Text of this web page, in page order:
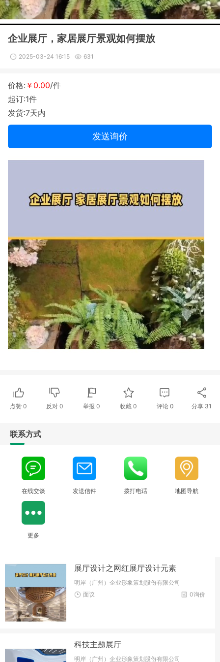
企业展厅，家居展厅景观如何摆放
2025-03-24 16:15 631
价格: ￥0.00/件
起订:1件
发货:7天内
发送询价
点赞 0 反对0 举报 0 收藏 0 评论 0 分享 31
联系方式
在线交谈 发送信件 拨打电话 地图导航
更多
展厅设计之网红展厅设计元素
明岸（广州）企业形象策划股份有限公司
0询价
面议
科技主题展厅
明岸（广州）企业形象策划股份有限公司